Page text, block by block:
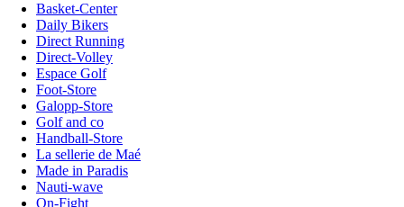
Basket-Center
Daily Bikers
Direct Running
Direct-Volley
Espace Golf
Foot-Store
Galopp-Store
Golf and co
Handball-Store
La sellerie de Maé
Made in Paradis
Nauti-wave
On-Fight